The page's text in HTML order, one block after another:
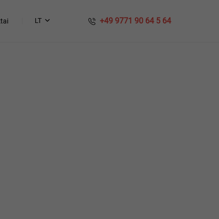
LT ​​ +49 9771 90 64 5 64